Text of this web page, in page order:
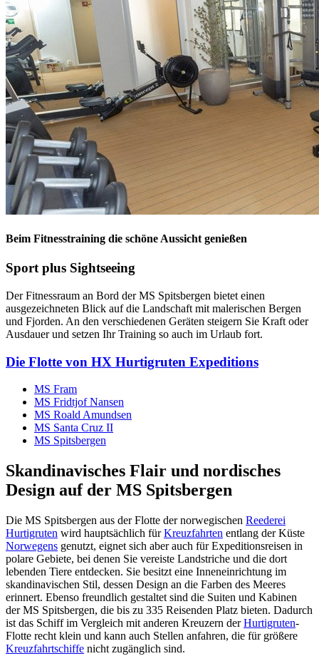
Beim Fitnesstraining die schöne Aussicht genießen
Sport plus Sightseeing
Der Fitnessraum an Bord der MS Spitsbergen bietet einen
ausgezeichneten Blick auf die Landschaft mit malerischen Bergen
und Fjorden. An den verschiedenen Geräten steigern Sie Kraft oder
Ausdauer und setzen Ihr Training so auch im Urlaub fort.
Die Flotte von HX Hurtigruten Expeditions
MS Fram
MS Fridtjof Nansen
MS Roald Amundsen
MS Santa Cruz II
MS Spitsbergen
Skandinavisches Flair und nordisches
Design auf der MS Spitsbergen
Die MS Spitsbergen aus der Flotte der norwegischen Reederei
Hurtigruten wird hauptsächlich fürKreuzfahrten entlang der Küste
Norwegens genutzt, eignet sich aber auch für Expeditionsreisen in
polare Gebiete, bei denen Sie vereiste Landstriche und die dort
lebenden Tiere entdecken. Sie besitzt eine Inneneinrichtung im
skandinavischen Stil, dessen Design an die Farben des Meeres
erinnert. Ebenso freundlich gestaltet sind die Suiten und Kabinen
der MS Spitsbergen, die bis zu 335 Reisenden Platz bieten. Dadurch
ist das Schiff im Vergleich mit anderen Kreuzern derHurtigruten-
Flotte recht klein und kann auch Stellen anfahren, die für größere
Kreuzfahrtschiffe nicht zugänglich sind.